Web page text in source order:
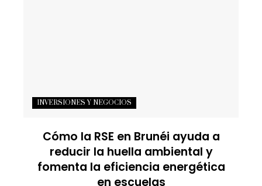
INVERSIONES Y NEGOCIOS
Cómo la RSE en Brunéi ayuda a
reducir la huella ambiental y
fomenta la eficiencia energética
en escuelas